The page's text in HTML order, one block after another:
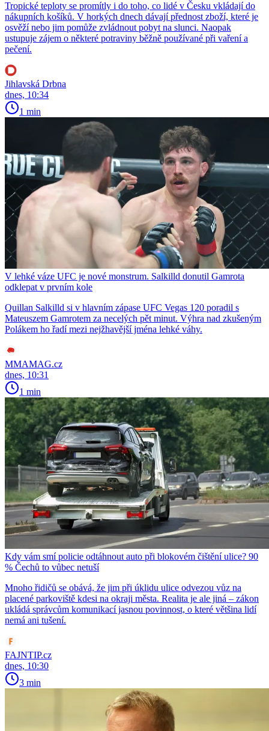
Tropické teploty se promítly i do toho, co lidé v Česku vkládají do
nákupních košíků. V horkých dnech dávají přednost zboží, které je
osvěží nebo jim pomůže zvládnout pobyt na slunci. Naopak
ustupuje zájem o některé potraviny běžně používané při vaření a
pečení.
Jihlavská Drbna
dnes, 10:34
1 min
V lehké váze UFC je nové monstrum. Salkilld donutil Gamrota
odklepat v prvním kole
Quillan Salkilld si v hlavním zápase UFC Vegas 120 poradil s
Mateuszem Gamrotem za necelých pět minut. Výhra nad zkušeným
Polákem ho řadí mezi nejžhavější jména lehké váhy.
MMAMAG.cz
dnes, 10:31
1 min
Kdy vám smí policie odtáhnout auto při blokovém čištění ulice? 90
% Čechů to vůbec netuší
Mnoho řidičů se obává, že jim při úklidu ulice odvezou vůz na
placené parkoviště kdesi na okraji města. Realita je ale jiná – zákon
ukládá správcům komunikací jasnou povinnost, o které většina lidí
nemá ani tušení.
FAJNTIP.cz
dnes, 10:30
3 min